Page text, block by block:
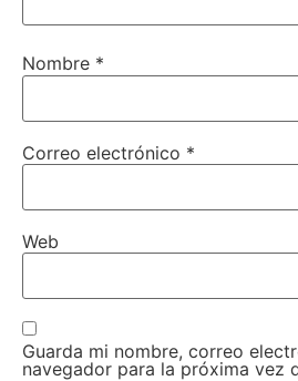
Nombre *
Correo electrónico *
Web
Guarda mi nombre, correo
navegador para la próxima vez